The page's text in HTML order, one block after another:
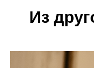
Из